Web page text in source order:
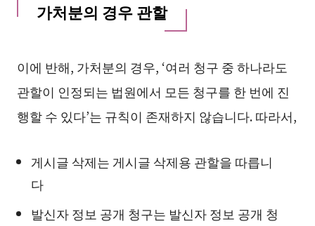
가처분의 경우 관할
이에 반해, 가처분의 경우, ‘여러 청구 중 하나라도
관할이 인정되는 법원에서 모든 청구를 한 번에 진
행할 수 있다’는 규칙이 존재하지 않습니다. 따라서,
게시글 삭제는 게시글 삭제용 관할을 따릅니
다
발신자 정보 공개 청구는 발신자 정보 공개 청